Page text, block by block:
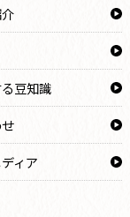
豆知識
ィア